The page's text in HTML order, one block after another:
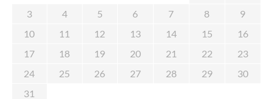
3
4 5 6 7 8
9
10
11 12 13 14 15
16
17
18 19 20 21 22
23
24
25 26 27 28 29
30
31